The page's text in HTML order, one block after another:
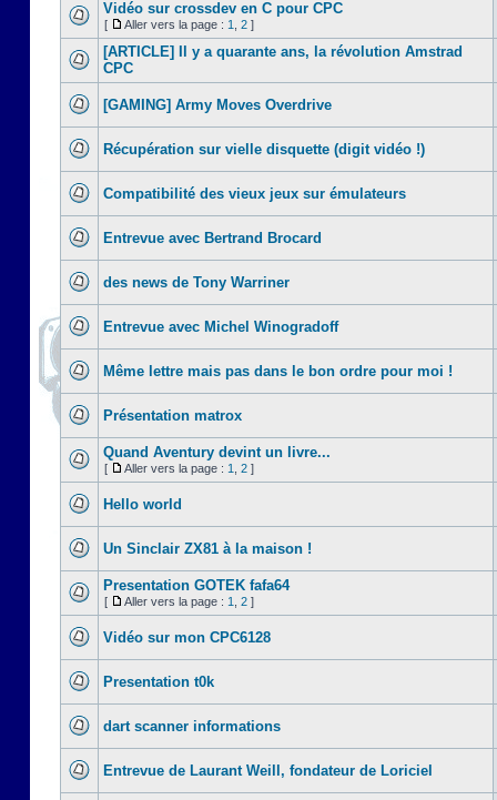
Vidéo sur crossdev en C pour CPC
[ Aller vers la page : 1 2 ]
[ARTICLE] Il y a quarante ans, la révolution Amstrad
CPC
[GAMING] Army Moves Overdrive
Récupération sur vielle disquette (digit vidéo !)
Compatibilité des vieux jeux sur émulateurs
Entrevue avec Bertrand Brocard
des news de Tony Warriner
Entrevue avec Michel Winogradoff
Même lettre mais pas dans le bon ordre pour moi !
Présentation matrox
Quand Aventury devint un livre...
[ Aller vers la page : 1 2 ]
Hello world
Un Sinclair ZX81 à la maison !
Presentation GOTEK fafa64
[ Aller vers la page : 1 2 ]
Vidéo sur mon CPC6128
Presentation t0k
dart scanner informations
Entrevue de Laurant Weill, fondateur de Loriciel